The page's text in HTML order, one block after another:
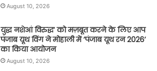
August 10, 2026
युद्ध नशेआं विरुद्ध’ को मज़बूत करने के लिए आप
पंजाब यूथ विंग ने मोहाली में ‘पंजाब यूथ रन 2026’
का किया आयोजन
August 10, 2026